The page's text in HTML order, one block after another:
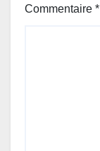
Commentaire *